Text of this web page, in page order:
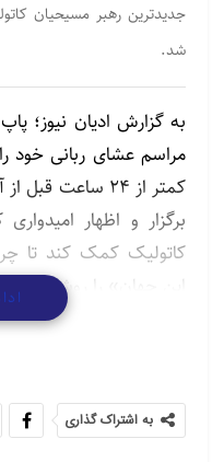
جدیدترین رهبر مسیحیان
شد.
به گزارش ادیان نیوز؛
مراسم عشای ربانی خود
کمتر از ۲۴ ساعت
برگزار و اظهار
کاتولیک کمک کند تا
این جهان» را روشن می‌کند.
رابرت پرووست که نام
کاتولیک است. او قبل
ایتالیایی روان، چند
به اشتراک گذاری